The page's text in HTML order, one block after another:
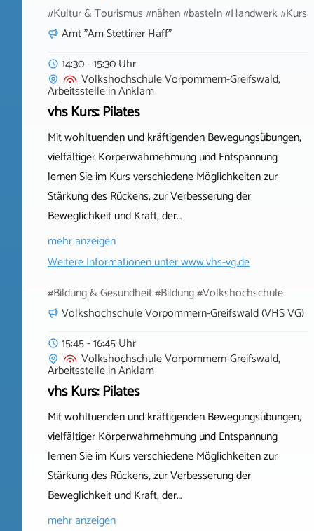
#Kultur & Tourismus #nähen #basteln #Handwerk #Kurs
Amt "Am Stettiner Haff"
14:30 - 15:30 Uhr
Volkshochschule Vorpommern-Greifswald,
ArbeitsstelleinAnklam
vhs Kurs: Pilates
Mit wohltuenden und kräftigenden Bewegungsübungen,
vielfältiger Körperwahrnehmung und Entspannung
lernen Sie im Kurs verschiedene Möglichkeiten zur
Stärkung des Rückens, zur Verbesserung der
Beweglichkeit und Kraft, der…
mehr anzeigen
Weitere Informationen unterwww.vhs-vg.de
#Bildung & Gesundheit #Bildung #Volkshochschule
Volkshochschule Vorpommern-Greifswald (VHS VG)
15:45 - 16:45 Uhr
Volkshochschule Vorpommern-Greifswald,
ArbeitsstelleinAnklam
vhs Kurs: Pilates
Mit wohltuenden und kräftigenden Bewegungsübungen,
vielfältiger Körperwahrnehmung und Entspannung
lernen Sie im Kurs verschiedene Möglichkeiten zur
Stärkung des Rückens, zur Verbesserung der
Beweglichkeit und Kraft, der…
mehr anzeigen